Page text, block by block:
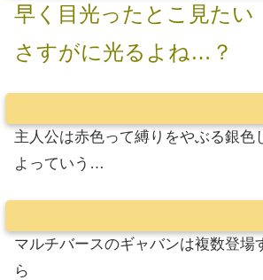
早く目光ったとこ見たい
さすがに光るよね…？
主人公は赤色って縛りをやぶる銀色
よっていう…
マルチバースのギャバンは複数登場
ら